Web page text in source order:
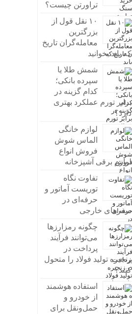
تراورتن چیست؟
۱۰ نقل قول از
بزرگترین
معامله‌گران تاریخ
که باید بخوانید
شمش طلا یا
سپرده بانکی؛
کدام گزینه در
برابر تورم عملکرد بهتری
دارد؟
لوازم خانگی
الماس شوش
فروش انواع
لوازم برقی آشپزخانه
تفاوت نگاه
توریست آماتور و
حرفه‌ای در
سفرهای خارجی
چگونه رمزارزها
می‌توانند فرآیند
پرداخت در
زنجیره تولید فولاد را متحول
کنند؟
استفاده هوشمند
از خودرو و
حمل‌ونقل برای